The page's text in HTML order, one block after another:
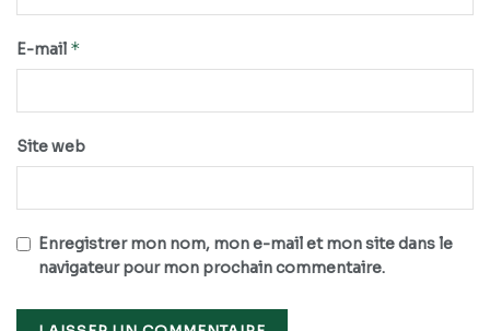
E-mail *
Site web
Enregistrer mon nom, mon e-mail et mon site dans le
navigateur pour mon prochain commentaire.